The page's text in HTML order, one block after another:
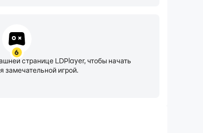
6
странице LDPlayer, чтобы начать
замечательной игрой.